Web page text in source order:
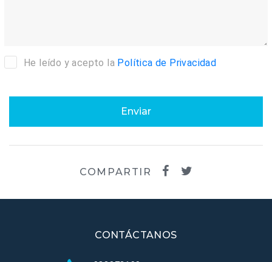
He leído y acepto la Política de Privacidad
Enviar
COMPARTIR
CONTÁCTANOS